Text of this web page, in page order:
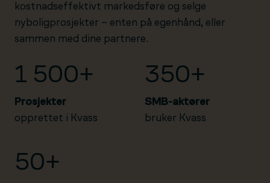
kostnadseffektivt markedsføre og selge
nyboligprosjekter – enten på egenhånd, eller
sammen med dine partnere.
1 500+
Prosjekter
opprettet i Kvass
350+
SMB-aktører
bruker Kvass
50+